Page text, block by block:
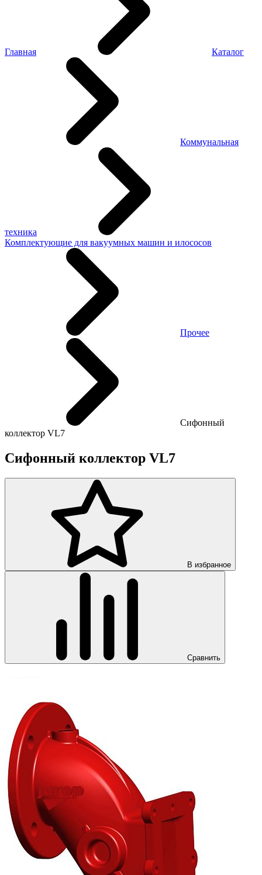
Главная Каталог
Коммунальная
техника
Комплектующие для вакуумных машин и илососов
Прочее
Сифонный
коллектор VL7
Сифонный коллектор VL7
В избранное
Сравнить